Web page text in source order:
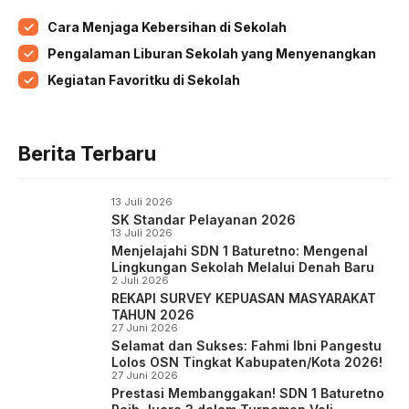
o
o
Cara Menjaga Kebersihan di Sekolah
Pengalaman Liburan Sekolah yang Menyenangkan
Kegiatan Favoritku di Sekolah
Berita Terbaru
13 Juli 2026
SK Standar Pelayanan 2026
13 Juli 2026
Menjelajahi SDN 1 Baturetno: Mengenal
Lingkungan Sekolah Melalui Denah Baru
2 Juli 2026
REKAPI SURVEY KEPUASAN MASYARAKAT
TAHUN 2026
27 Juni 2026
Selamat dan Sukses: Fahmi Ibni Pangestu
Lolos OSN Tingkat Kabupaten/Kota 2026!
27 Juni 2026
Prestasi Membanggakan! SDN 1 Baturetno